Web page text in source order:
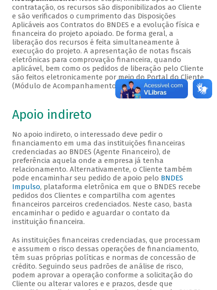
contratação, os recursos são disponibilizados ao Cliente
e são verificados o cumprimento das Disposições
Aplicáveis aos Contratos do BNDES e a evolução física e
financeira do projeto apoiado. De forma geral, a
liberação dos recursos é feita simultaneamente à
execução do projeto. A apresentação de notas fiscais
eletrônicas para comprovação financeira, quando
aplicável, bem como os pedidos de liberação pelo Cliente
são feitos eletronicamente por meio do Portal do Cliente
(Módulo de Acompanhamento).
Apoio indireto
No apoio indireto, o interessado deve pedir o
financiamento em uma das instituições financeiras
credenciadas ao BNDES (Agente Financeiro), de
preferência aquela onde a empresa já tenha
relacionamento. Alternativamente, o Cliente também
pode encaminhar seu pedido de apoio pelo BNDES
Impulso, plataforma eletrônica em que o BNDES recebe
pedidos dos Clientes e compartilha com agentes
financeiros parceiros credenciados. Neste caso, basta
encaminhar o pedido e aguardar o contato da
instituição financeira.
As instituições financeiras credenciadas, que processam
e assumem o risco dessas operações de financiamento,
têm suas próprias políticas e normas de concessão de
crédito. Seguindo seus padrões de análise de risco,
podem aprovar a operação conforme a solicitação do
Cliente ou alterar valores e e prazos, desde que